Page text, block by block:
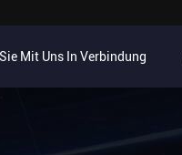
Mit Uns In Verbindung